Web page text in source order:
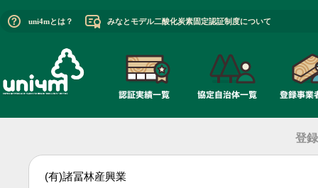
uni4mとは？ みなとモデル二酸化炭素固定認証制度について
登
(有)諸冨林産興業